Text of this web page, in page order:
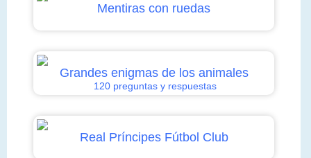
Mentiras con ruedas
Grandes enigmas de los animales
120 preguntas y respuestas
Real Príncipes Fútbol Club